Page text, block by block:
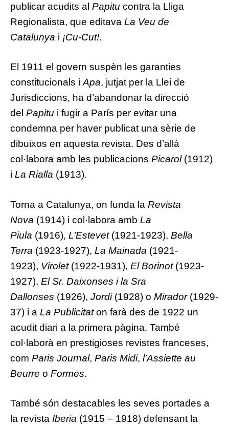
publicar acudits al Papitu contra la Lliga
Regionalista, que editava La Veu de
Catalunya i ¡Cu-Cut!.
El 1911 el govern suspèn les garanties
constitucionals i Apa, jutjat per la Llei de
Jurisdiccions, ha d’abandonar la direcció
del Papitu i fugir a París per evitar una
condemna per haver publicat una sèrie de
dibuixos en aquesta revista. Des d’allà
col·labora amb les publicacions Picarol(1912)
i La Rialla (1913).
Torna a Catalunya, on funda la Revista
Nova (1914) i col·labora amb La
Piula (1916), L’Estevet(1921-1923), Bella
Terra (1923-1927), La Mainada (1921-
1923), Virolet(1922-1931), El Borinot(1923-
1927), El Sr. Daixonses i la Sra
Dallonses (1926), Jordi(1928) o Mirador(1929-
37) i a La Publicitaton farà des de 1922 un
acudit diari a la primera pàgina. També
col·laborà en prestigioses revistes franceses,
com Paris Journal, Paris Midi, l’Assiette au
Beurre o Formes.
També són destacables les seves portades a
la revista Iberia (1915 – 1918) defensant la